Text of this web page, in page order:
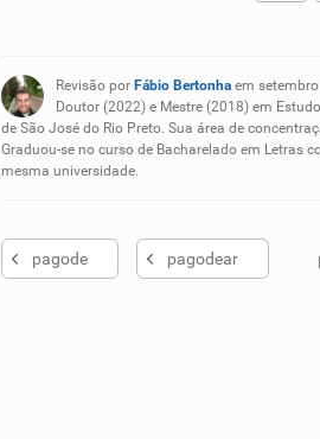
Nenhum dos sinônimos
Outro
Revisão por Fábio Bertonhaem
Doutor (2022) e Mestre (2018) em
de São José do Rio Preto. Sua área de
Graduou-se no curso de Bacharelado em Letras
mesma universidade.
pagode pagodear